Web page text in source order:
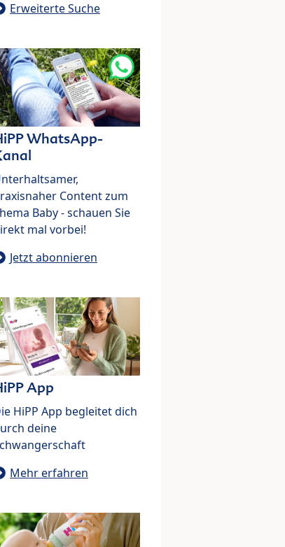
Erweiterte Suche
WhatsApp-
Content zum
Baby - schauen Sie
mal vorbei!
Jetzt abonnieren
App
HiPP App begleitet dich
deine
Mehr erfahren